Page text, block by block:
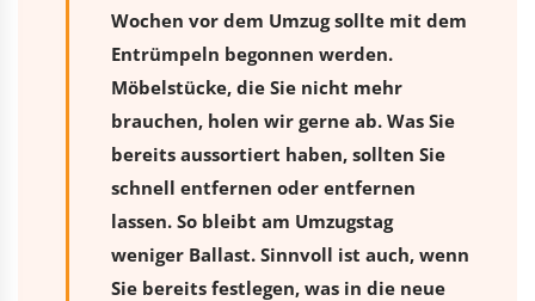
Wochen vor dem Umzug sollte mit dem
Entrümpeln begonnen werden.
Möbelstücke, die Sie nicht mehr
brauchen, holen wir gerne ab. Was Sie
bereits aussortiert haben, sollten Sie
schnell entfernen oder entfernen
lassen. So bleibt am Umzugstag
weniger Ballast. Sinnvoll ist auch, wenn
Sie bereits festlegen, was in die neue